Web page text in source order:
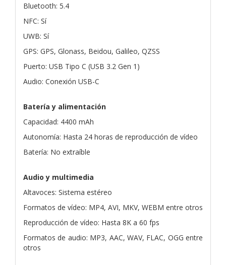
Bluetooth: 5.4
NFC: Sí
UWB: Sí
GPS: GPS, Glonass, Beidou, Galileo, QZSS
Puerto: USB Tipo C (USB 3.2 Gen 1)
Audio: Conexión USB-C
Batería y alimentación
Capacidad: 4400 mAh
Autonomía: Hasta 24 horas de reproducción de vídeo
Batería: No extraíble
Audio y multimedia
Altavoces: Sistema estéreo
Formatos de vídeo: MP4, AVI, MKV, WEBM entre otros
Reproducción de vídeo: Hasta 8K a 60 fps
Formatos de audio: MP3, AAC, WAV, FLAC, OGG entre
otros